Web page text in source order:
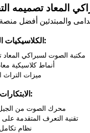
المعاد تصميمه
الكلاسيكيات المحسّنة:
• مكتبة الصوت لسبراكي
• أنماط كلاسيكية
• ميزات التراث
الابتكارات الحديثة:
• محرك الصوت من الجيل
• تقنية التعرف المتقدمة على
• نظام